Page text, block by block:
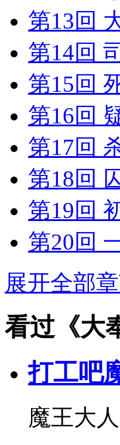
第13回
第14回
第15回
第16回
第17回
第18回
第19回
第20回
展开全部
看过《大
打工吧
魔王大